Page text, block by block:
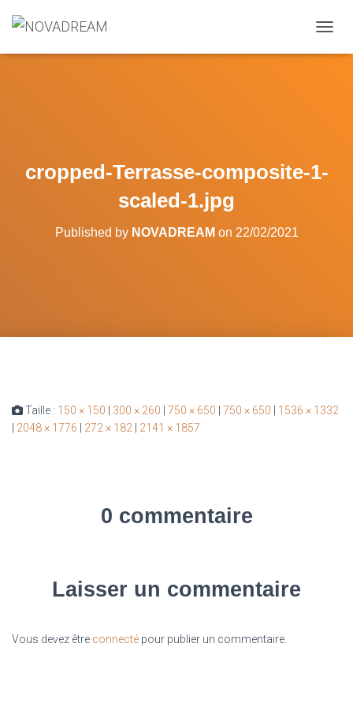
cropped-Terrasse-composite-1-
scaled-1.jpg
Published by NOVADREAM on 22/02/2021
Taille : 150 × 150 300 × 260 750 × 650 750 × 650
1536 × 1332
2048 × 1776 272 × 182 2141 × 1857
0 commentaire
Laisser un commentaire
Vous devez être connecté pour publier un commentaire.